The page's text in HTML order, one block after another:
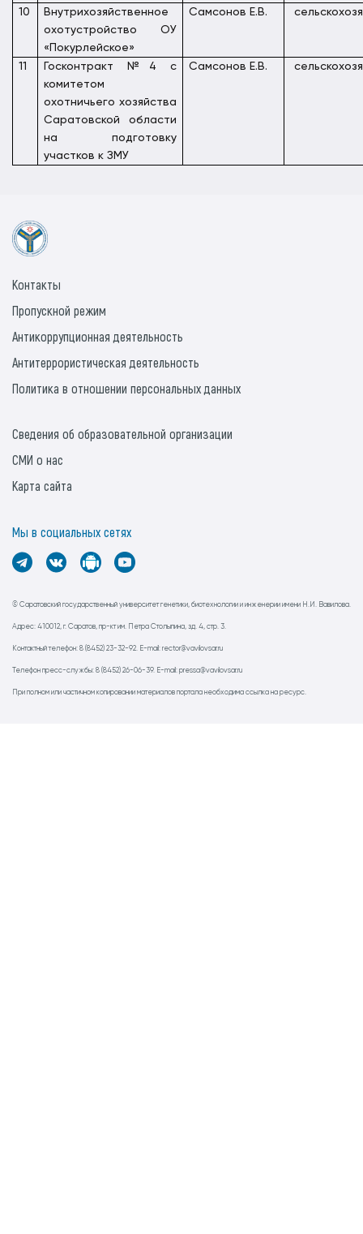
10
Внутрихозяйственное
охотустройство ОУ
«Покурлейское»
Самсонов Е.В.
11
Госконтракт №4 с
комитетом
охотничьего хозяйства
Саратовской области
на подготовку
участков к ЗМУ
Самсонов Е.В.
© Саратовский государственный университет генетики, биотехнологии и инженерии имени Н.И. Вавилова.
Адрес: 410012, г. Саратов, пр-кт им. Петра Столыпина, зд. 4, стр. 3.
Контактный телефон: 8 (8452) 23-32-92. E-mail: rector@vavilovsar.ru
Телефон пресс-службы: 8 (8452) 26-06-39. E-mail: pressa@vavilovsar.ru
При полном или частичном копировании материалов портала необходима ссылка на ресурс.
Контакты
Пропускной режим
Антикоррупционная деятельность
Антитеррористическая деятельность
Политика в отношении персональных данных
Сведения об образовательной организации
СМИ о нас
Карта сайта
Мы в социальных сетях